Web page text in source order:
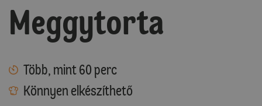
Meggytorta
Több, mint 60 perc
Könnyen elkészíthető